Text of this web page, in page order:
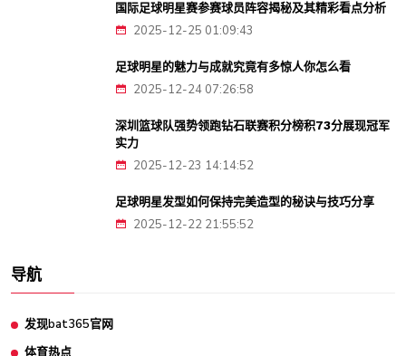
国际足球明星赛参赛球员阵容揭秘及其精彩看点分析
2025-12-25 01:09:43
足球明星的魅力与成就究竟有多惊人你怎么看
2025-12-24 07:26:58
深圳篮球队强势领跑钻石联赛积分榜积73分展现冠军
实力
2025-12-23 14:14:52
足球明星发型如何保持完美造型的秘诀与技巧分享
2025-12-22 21:55:52
导航
发现bat365官网
体育热点